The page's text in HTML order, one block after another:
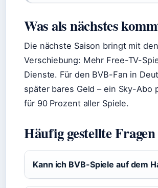
Was als nächstes
Die nächste Saison bringt mit
Verschiebung: Mehr Free-TV-
Dienste. Für den BVB-Fan in
später bares Geld – ein Sky-Abo
für 90 Prozent aller Spiele.
Häufig gestellte Fragen
Kann ich BVB-Spiele auf dem